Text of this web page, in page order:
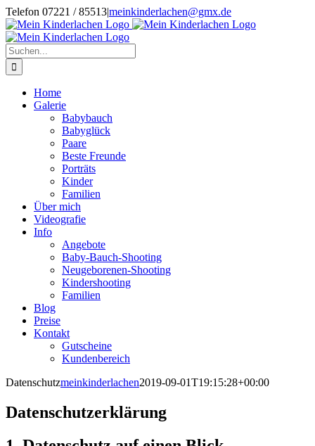
Zum
Inhalt
springen
Telefon 07221 / 85513|meinkinderlachen@gmx.de
Facebook
Instagram
Suche
nach:
Home
Galerie
Babybauch
Babyglück
Paare
Beste Freunde
Porträts
Kinder
Familien
Über mich
Videografie
Info
Angebote
Baby-Bauch-Shooting
Neugeborenen-Shooting
Kindershooting
Familien
Blog
Preise
Kontakt
Gutscheine
Kundenbereich
Datenschutzmeinkinderlachen2019-09-01T19:15:28+00:00
Datenschutzerklärung